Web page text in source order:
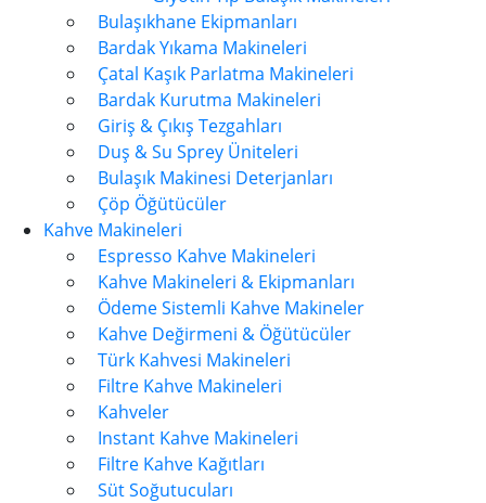
Bulaşıkhane Ekipmanları
Bardak Yıkama Makineleri
Çatal Kaşık Parlatma Makineleri
Bardak Kurutma Makineleri
Giriş & Çıkış Tezgahları
Duş & Su Sprey Üniteleri
Bulaşık Makinesi Deterjanları
Çöp Öğütücüler
Kahve Makineleri
Espresso Kahve Makineleri
Kahve Makineleri & Ekipmanları
Ödeme Sistemli Kahve Makineler
Kahve Değirmeni & Öğütücüler
Türk Kahvesi Makineleri
Filtre Kahve Makineleri
Kahveler
Instant Kahve Makineleri
Filtre Kahve Kağıtları
Süt Soğutucuları